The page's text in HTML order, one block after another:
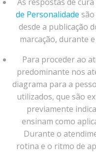
de Personalidade
desde a publicação
marcação, durante
Para proceder ao
predominante nos
diagrama para a
utilizados, que são
previamente
ensinam como
Durante o
rotina e o ritmo de